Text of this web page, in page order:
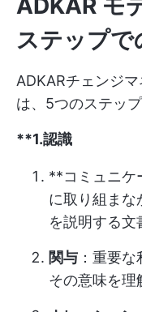
ADKAR モ
ステップで
ADKARチェンジ
は、5つのステッ
**1.認識
**コミュニケ
に取り組まな
を説明する文
関与 ：重要
その意味を理